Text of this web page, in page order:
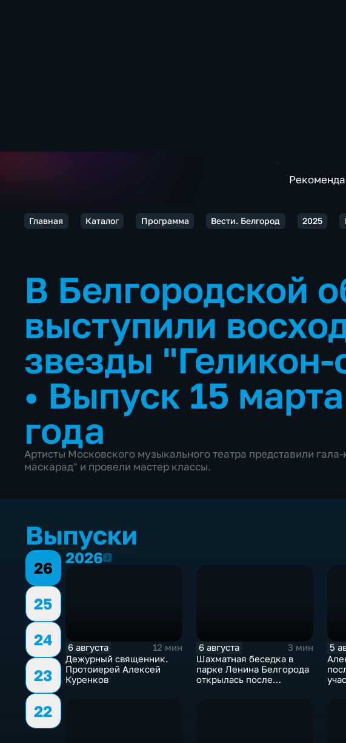
Главная Каталог Программа Вести. Белгород 2025
В Белгородской
выступили
звезды
• Выпуск 15
года
Артисты Московского музыкального театра представили
маскарад" и провели мастер классы.
Выпуски
26
25
24
23
22
20262026
6 августа
12 мин
Дежурный священник.
Протоиерей Алексей
Куренков
6 августа
3 мин
Шахматная беседка в
парке Ленина Белгорода
открылась после
5